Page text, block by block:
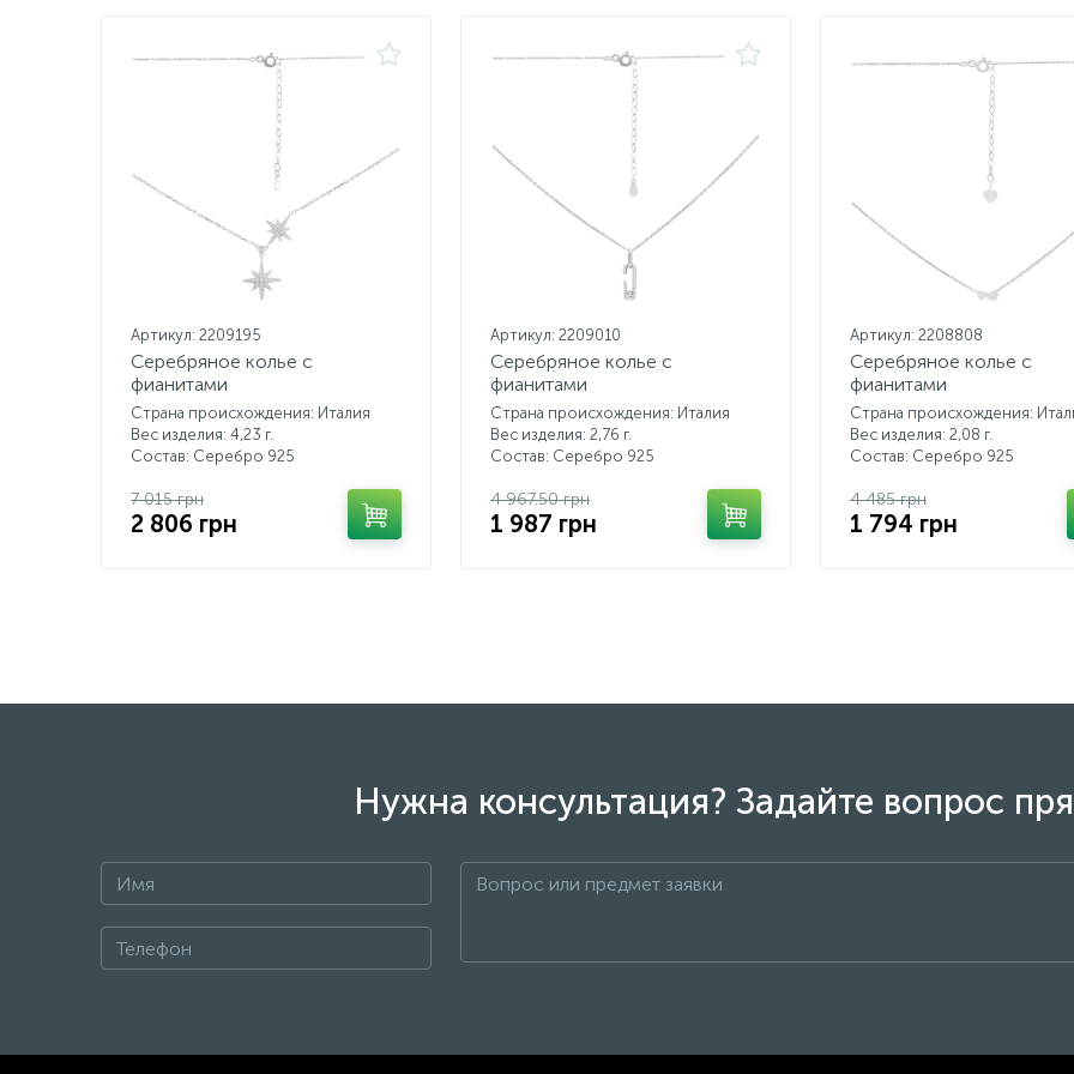
Артикул: 2209195
Серебряное колье с
фианитами
Страна происхождения: Италия
Вес изделия: 4,23 г.
Состав: Серебро 925
7 015 грн
2 806 грн
Артикул: 2209010
Серебряное колье с
фианитами
Страна происхождения: Италия
Вес изделия: 2,76 г.
Состав: Серебро 925
4 967.50 грн
1 987 грн
Артикул: 2208808
Серебряное колье с
фианитами
Страна происхождения:
Вес изделия: 2,08 г.
Состав: Серебро 925
4 485 грн
1 794 грн
Нужна консультация? Задайте вопрос